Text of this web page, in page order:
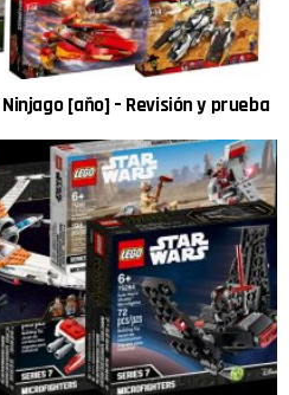
[año] – Revisión y prueba